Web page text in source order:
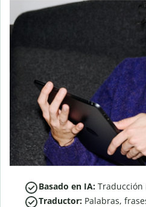
Basado en IA: Traducción
Traductor: Palabras,